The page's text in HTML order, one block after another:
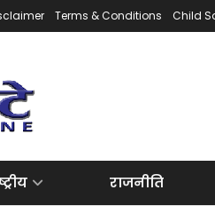
Terms & Conditions Child
राजनीति